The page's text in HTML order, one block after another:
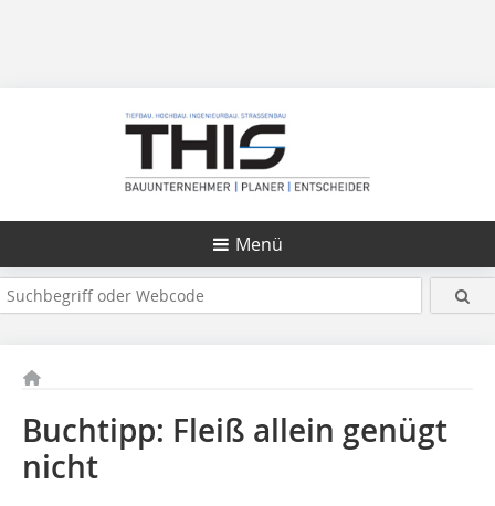
Menü
Buchtipp: Fleiß allein genügt
nicht